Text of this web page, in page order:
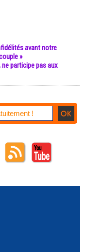
avant notre
»
ne participe pas aux